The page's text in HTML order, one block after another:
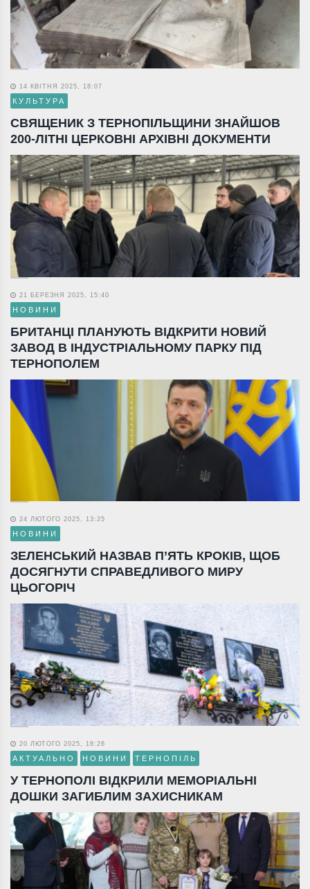
14 КВІТНЯ 2025, 18:07
КУЛЬТУРА
СВЯЩЕНИК З ТЕРНОПІЛЬЩИНИ ЗНАЙШОВ
200-ЛІТНІ ЦЕРКОВНІ АРХІВНІ ДОКУМЕНТИ
21 БЕРЕЗНЯ 2025, 15:40
НОВИНИ
БРИТАНЦІ ПЛАНУЮТЬ ВІДКРИТИ НОВИЙ
ЗАВОД В ІНДУСТРІАЛЬНОМУ ПАРКУ ПІД
ТЕРНОПОЛЕМ
24 ЛЮТОГО 2025, 13:25
НОВИНИ
ЗЕЛЕНСЬКИЙ НАЗВАВ П’ЯТЬ КРОКІВ, ЩОБ
ДОСЯГНУТИ СПРАВЕДЛИВОГО МИРУ
ЦЬОГОРІЧ
20 ЛЮТОГО 2025, 18:26
АКТУАЛЬНО НОВИНИ ТЕРНОПІЛЬ
У ТЕРНОПОЛІ ВІДКРИЛИ МЕМОРІАЛЬНІ
ДОШКИ ЗАГИБЛИМ ЗАХИСНИКАМ